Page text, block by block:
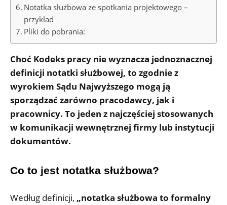
Notatka służbowa ze spotkania projektowego –
przykład
Pliki do pobrania:
Choć Kodeks pracy nie wyznacza jednoznacznej
definicji notatki służbowej, to zgodnie z
wyrokiem Sądu Najwyższego mogą ją
sporządzać zarówno pracodawcy, jak i
pracownicy. To jeden z najczęściej stosowanych
w komunikacji wewnętrznej firmy lub instytucji
dokumentów.
Co to jest notatka służbowa?
Według definicji, „notatka służbowa to formalny